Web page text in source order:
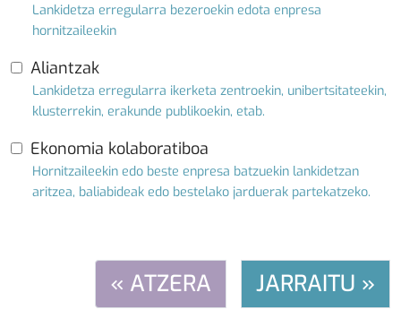
Lankidetza erregularra bezeroekin edota enpresa
hornitzaileekin
Aliantzak
Lankidetza erregularra ikerketa zentroekin, unibertsitateekin,
klusterrekin, erakunde publikoekin, etab.
Ekonomia kolaboratiboa
Hornitzaileekin edo beste enpresa batzuekin lankidetzan
aritzea, baliabideak edo bestelako jarduerak partekatzeko.
« ATZERA JARRAITU »